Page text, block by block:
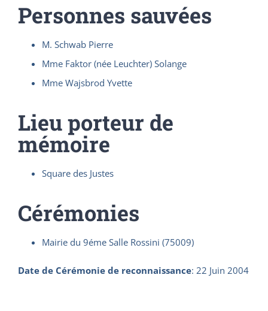
Personnes sauvées
M. Schwab Pierre
Mme Faktor (née Leuchter) Solange
Mme Wajsbrod Yvette
Lieu porteur de
mémoire
Square des Justes
Cérémonies
Mairie du 9éme Salle Rossini (75009)
Date de Cérémonie de reconnaissance: 22 Juin 2004